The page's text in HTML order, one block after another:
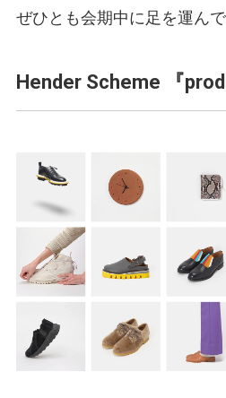
ぜひとも会期中に足を運んで
Hender Scheme 『